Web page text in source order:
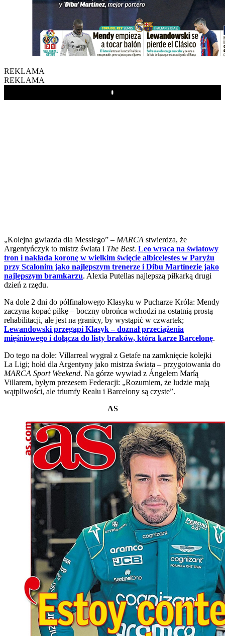
REKLAMA
REKLAMA
Play
„Kolejna gwiazda dla Messiego” – MARCA stwierdza, że
Argentyńczyk to mistrz świata i The Best. Leo wraca na światowy
tron i nakłada koronę w wielkim święcie albicelestes w Paryżu
przy Scalonim jako najlepszym trenerze i Dibu Martínezie jako
najlepszym bramkarzu. Alexia Putellas najlepszą piłkarką drugi
dzień z rzędu.
Na dole 2 dni do półfinałowego Klasyku w Pucharze Króla: Mendy
zaczyna kopać piłkę – boczny obrońca wchodzi na ostatnią prostą
rehabilitacji, ale jest na granicy, by wystąpić w czwartek;
Lewandowski przegapi Klasyk – doznał przeciążenia
mięśniowego i dołącza do listy braków, która karze Barcelonę.
Do tego na dole: Villarreal wygrał z Getafe na zamknięcie kolejki
La Ligi; hołd dla Argentyny jako mistrza świata – przygotowania do
MARCA Sport Weekend. Na górze wywiad z Ángelem Maríą
Villarem, byłym prezesem Federacji: „Rozumiem, że ludzie mają
wątpliwości, ale triumfy Realu i Barcelony są czyste”.
AS